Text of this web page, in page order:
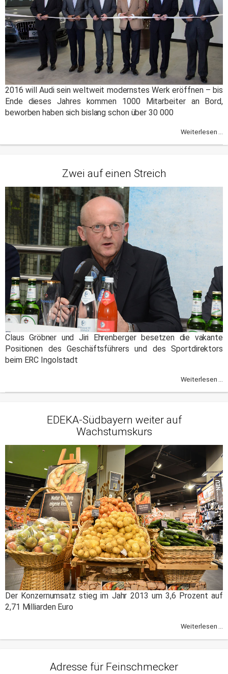
2016 will Audi sein weltweit modernstes Werk eröffnen – bis
Ende dieses Jahres kommen 1000 Mitarbeiter an Bord,
beworben haben sich bislang schon über 30 000
Weiterlesen ...
Zwei auf einen Streich
Claus Gröbner und Jiri Ehrenberger besetzen die vakante
Positionen des Geschäftsführers und des Sportdirektors
beim ERC Ingolstadt
Weiterlesen ...
EDEKA-Südbayern weiter auf
Wachstumskurs
Der Konzernumsatz stieg im Jahr 2013 um 3,6 Prozent auf
2,71 Milliarden Euro
Weiterlesen ...
Adresse für Feinschmecker